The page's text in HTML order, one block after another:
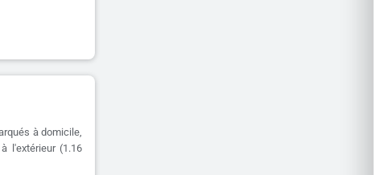
à domicile,
l'extérieur (1.16